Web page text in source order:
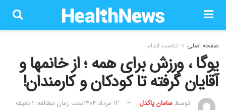
صفحه اصلی تناسب اندام
یوگا ، ورزش برای همه ؛ از خانمها و
آقایان گرفته تا کودکان و کارمندان!
توسطسامان پاکدل ۱۲ مرداد ۱۴۰۴ مدت زمان مطالعه: 1 دقیقه